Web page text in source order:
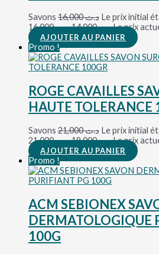
Savons د.ت16,000
Le prix initial
د.ت 16,000.
د.ت14,000
AJOUTER AU PANIER
Promo !
ROGE CAVAILLES
HAUTE TOLERANCE
Savons د.ت21,000
Le prix initial
د.ت 21,000.
د.ت19,000
AJOUTER AU PANIER
Promo !
ACM SEBIONEX
DERMATOLOGIQUE
100G